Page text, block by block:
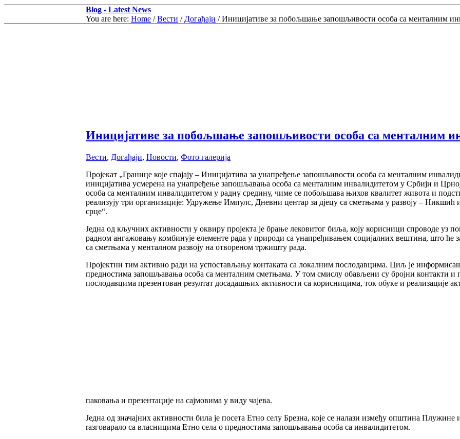
Blog - Latest News
You are here: Home / Вести / Догађаји / Иницијативе за побољшање запошљивости особа са менталним
Иницијативе за побољшање запошљивости особа са менталним
Вести, Догађаји, Новости, Фото галерија
Пројекат „Границе које спајају – Иницијатива за унапређење запошљивости особа са менталним
иницијатива усмерена на унапређење запошљавања особа са менталним инвалидитетом у Србији и
особа са менталним инвалидитетом у радну средину, чиме се побољшава њихов квалитет живота и
реализују три организације: Удружење Импулс, Дневни центар за д‌јецу са сметњама у развоју – Никшић
срце“.
Једна од кључних активности у оквиру пројекта је брање лековитог биља, коју корисници спроводе уз
радном ангажовању комбинује елементе рада у природи са унапређивањем социјалних вештина, што ће
са сметњама у менталном развоју на отвореном тржишту рада.
Пројектни тим активно ради на успостављању контаката са локалним послодавцима. Циљ је
предностима запошљавања особа са менталним сметњама. У том смислу обављени су бројни контакти и
послодавцима презентован резултат досадашњих активности са корисницима, ток обуке и реализације
паковања и презентације на сајмовима у виду чајева.
Једна од значајних активности била је посета Етно селу Брезна, које се налази између општина
raзговарало са власницима Етно села о предностима запошљавања особа са инвалидитетом.